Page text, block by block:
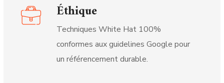
Éthique
Techniques White Hat 100%
conformes aux guidelines Google pour
un référencement durable.